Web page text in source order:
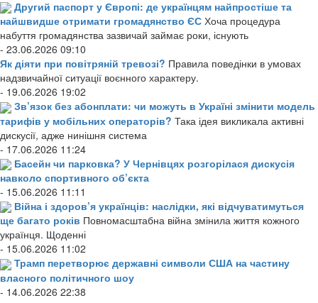
Другий паспорт у Європі: де українцям найпростіше та
найшвидше отримати громадянство ЄС Хоча процедура
набуття громадянства зазвичай займає роки, існують
- 23.06.2026 09:10
Як діяти при повітряній тревозі? Правила поведінки в умовах
надзвичайної ситуації воєнного характеру.
- 19.06.2026 19:02
Зв’язок без абонплати: чи можуть в Україні змінити модель
тарифів у мобільних операторів? Така ідея викликала активні
дискусії, адже нинішня система
- 17.06.2026 11:24
Басейн чи парковка? У Чернівцях розгорілася дискусія
навколо спортивного об’єкта
- 15.06.2026 11:11
Війна і здоров’я українців: наслідки, які відчуватимуться
ще багато років Повномасштабна війна змінила життя кожного
українця. Щоденні
- 15.06.2026 11:02
Трамп перетворює державні символи США на частину
власного політичного шоу
- 14.06.2026 22:38